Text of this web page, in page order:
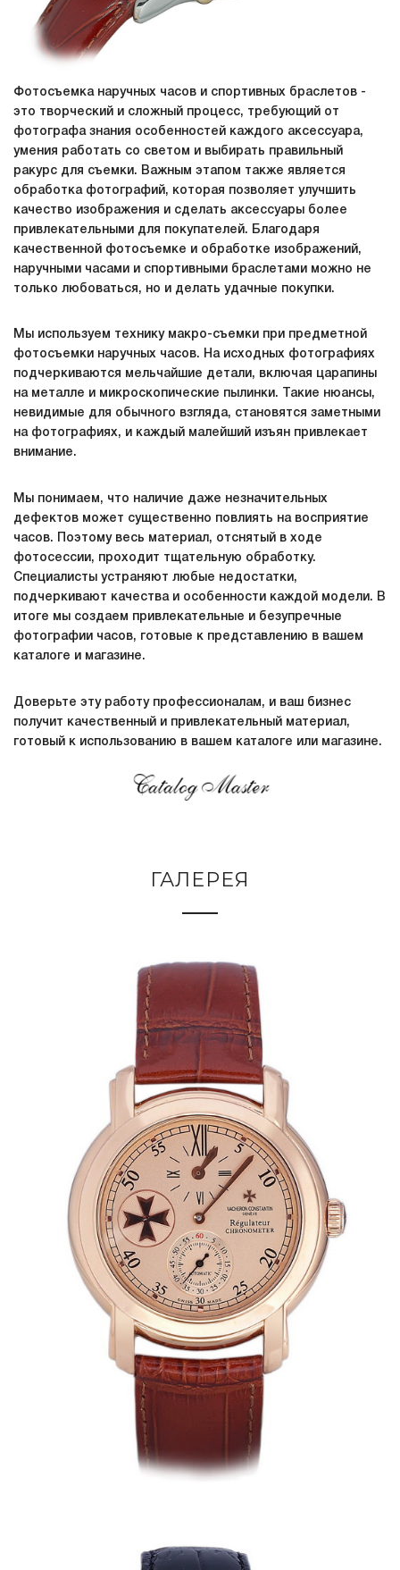
Фотосъемка наручных часов и спортивных браслетов -
это творческий и сложный процесс, требующий от
фотографа знания особенностей каждого аксессуара,
умения работать со светом и выбирать правильный
ракурс для съемки. Важным этапом также является
обработка фотографий, которая позволяет улучшить
качество изображения и сделать аксессуары более
привлекательными для покупателей. Благодаря
качественной фотосъемке и обработке изображений,
наручными часами и спортивными браслетами можно не
только любоваться, но и делать удачные покупки.
Мы используем технику макро-съемки при предметной
фотосъемки наручных часов. На исходных фотографиях
подчеркиваются мельчайшие детали, включая царапины
на металле и микроскопические пылинки. Такие нюансы,
невидимые для обычного взгляда, становятся заметными
на фотографиях, и каждый малейший изъян привлекает
внимание.
Мы понимаем, что наличие даже незначительных
дефектов может существенно повлиять на восприятие
часов. Поэтому весь материал, отснятый в ходе
фотосессии, проходит тщательную обработку.
Специалисты устраняют любые недостатки,
подчеркивают качества и особенности каждой модели. В
итоге мы создаем привлекательные и безупречные
фотографии часов, готовые к представлению в вашем
каталоге и магазине.
Доверьте эту работу профессионалам, и ваш бизнес
получит качественный и привлекательный материал,
готовый к использованию в вашем каталоге или магазине.
ГАЛЕРЕЯ